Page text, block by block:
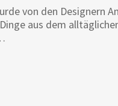
von den Designern
aus dem